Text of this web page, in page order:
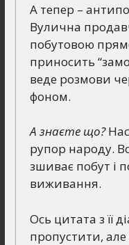
А тепер –
Вулична
побутовою
приносить
веде розмови
фоном.
А знаєте що?
рупор народу.
зшиває побут і
виживання.
Ось цитата з її
пропустити,